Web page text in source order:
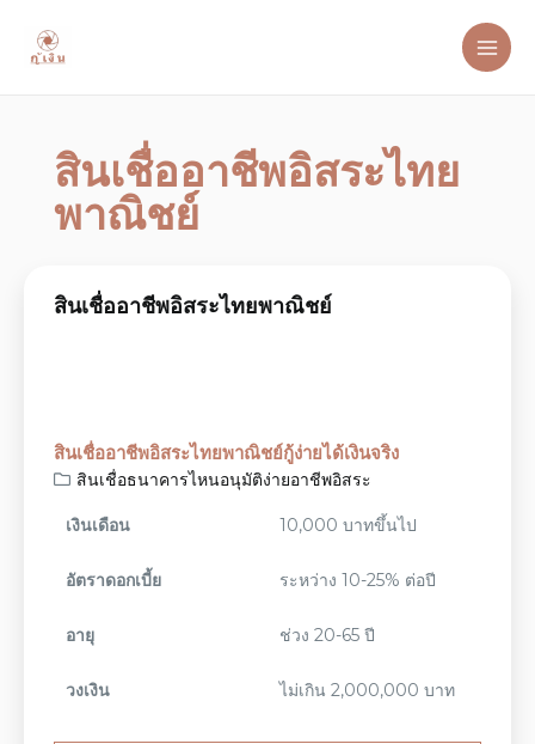
สินเชื่ออาชีพอิสระไทย
พาณิชย์
สินเชื่ออาชีพอิสระไทยพาณิชย์
สินเชื่ออาชีพอิสระไทยพาณิชย์กู้ง่ายได้เงินจริง
สินเชื่อธนาคารไหนอนุมัติง่ายอาชีพอิสระ
เงินเดือน 10,000 บาทขึ้นไป
อัตราดอกเบี้ย ระหว่าง 10-25% ต่อปี
อายุ ช่วง 20-65 ปี
วงเงิน ไม่เกิน 2,000,000 บาท